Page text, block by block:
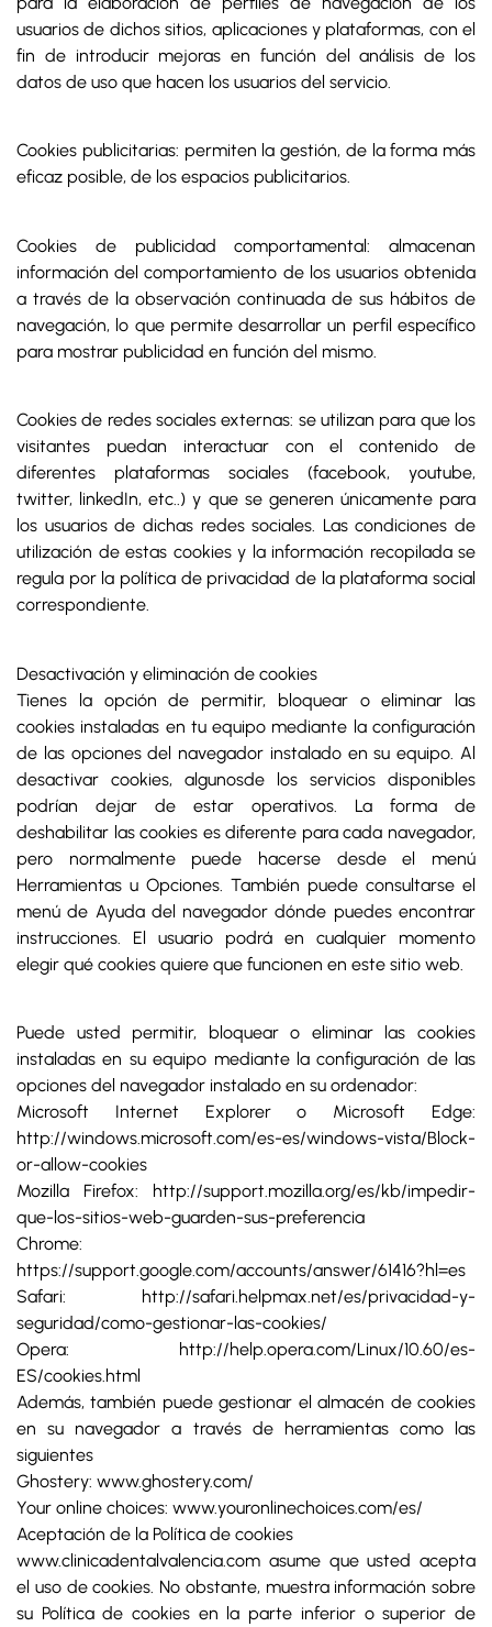
usuarios de dichos sitios, aplicaciones y plataformas, con el
fin de introducir mejoras en función del análisis de los
datos de uso que hacen los usuarios del servicio.
Cookies publicitarias: permiten la gestión, de la forma más
eficaz posible, de los espacios publicitarios.
Cookies de publicidad comportamental: almacenan
información del comportamiento de los usuarios obtenida
a través de la observación continuada de sus hábitos de
navegación, lo que permite desarrollar un perfil específico
para mostrar publicidad en función del mismo.
Cookies de redes sociales externas: se utilizan para que los
visitantes puedan interactuar con el contenido de
diferentes plataformas sociales (facebook, youtube,
twitter, linkedIn, etc..) y que se generen únicamente para
los usuarios de dichas redes sociales. Las condiciones de
utilización de estas cookies y la información recopilada se
regula por la política de privacidad de la plataforma social
correspondiente.
Desactivación y eliminación de cookies
Tienes la opción de permitir, bloquear o eliminar las
cookies instaladas en tu equipo mediante la configuración
de las opciones del navegador instalado en su equipo. Al
desactivar cookies, algunosde los servicios disponibles
podrían dejar de estar operativos. La forma de
deshabilitar las cookies es diferente para cada navegador,
pero normalmente puede hacerse desde el menú
Herramientas u Opciones. También puede consultarse el
menú de Ayuda del navegador dónde puedes encontrar
instrucciones. El usuario podrá en cualquier momento
elegir qué cookies quiere que funcionen en este sitio web.
Puede usted permitir, bloquear o eliminar las cookies
instaladas en su equipo mediante la configuración de las
opciones del navegador instalado en su ordenador:
Microsoft Internet Explorer o Microsoft Edge:
http://windows.microsoft.com/es-es/windows-vista/Block-
or-allow-cookies
Mozilla Firefox: http://support.mozilla.org/es/kb/impedir-
que-los-sitios-web-guarden-sus-preferencia
Chrome:
https://support.google.com/accounts/answer/61416?hl=es
Safari: http://safari.helpmax.net/es/privacidad-y-
seguridad/como-gestionar-las-cookies/
Opera: http://help.opera.com/Linux/10.60/es-
ES/cookies.html
Además, también puede gestionar el almacén de cookies
en su navegador a través de herramientas como las
siguientes
Ghostery: www.ghostery.com/
Your online choices: www.youronlinechoices.com/es/
Aceptación de la Política de cookies
www.clinicadentalvalencia.com asume que usted acepta
el uso de cookies. No obstante, muestra información sobre
su Política de cookies en la parte inferior o superior de